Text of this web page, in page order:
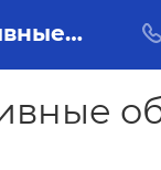
Декоративные обои Тольятти - купить в интернет-магазине, каталог с ценами и характеристиками